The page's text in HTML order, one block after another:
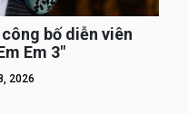
công bố diễn viên
Em 3″
2026